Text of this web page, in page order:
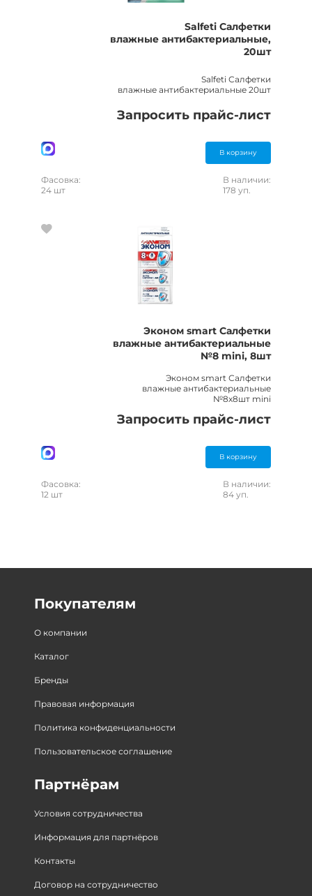
Salfeti Салфетки
влажные антибактериальные,
20шт
Salfeti Салфетки
влажные антибактериальные 20шт
Запросить прайс-лист
В корзину
Фасовка:
24 шт
В наличии:
178 уп.
Эконом smart Салфетки
влажные антибактериальные
№8 mini, 8шт
Эконом smart Салфетки
влажные антибактериальные
№8х8шт mini
Запросить прайс-лист
В корзину
Фасовка:
12 шт
В наличии:
84 уп.
Покупателям
О компании
Каталог
Бренды
Правовая информация
Политика конфиденциальности
Пользовательское соглашение
Партнёрам
Условия сотрудничества
Информация для партнёров
Контакты
Договор на сотрудничество